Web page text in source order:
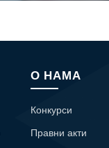
О НАМА
Конкурси
Правни акти